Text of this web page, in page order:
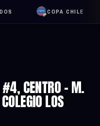
COPA CHILE
CENTRO – M.
LOS